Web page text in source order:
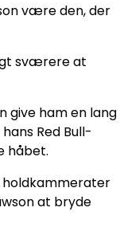
være den, der
sværere at
give ham en lang
Red Bull-
håbet.
holdkammerater
at bryde